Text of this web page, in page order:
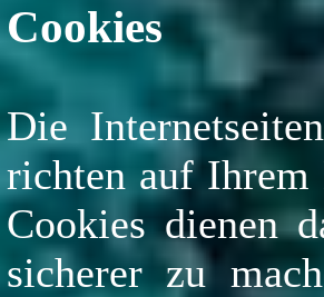
Cookies
Die
richten auf Ihrem
Cookies dienen
sicherer zu